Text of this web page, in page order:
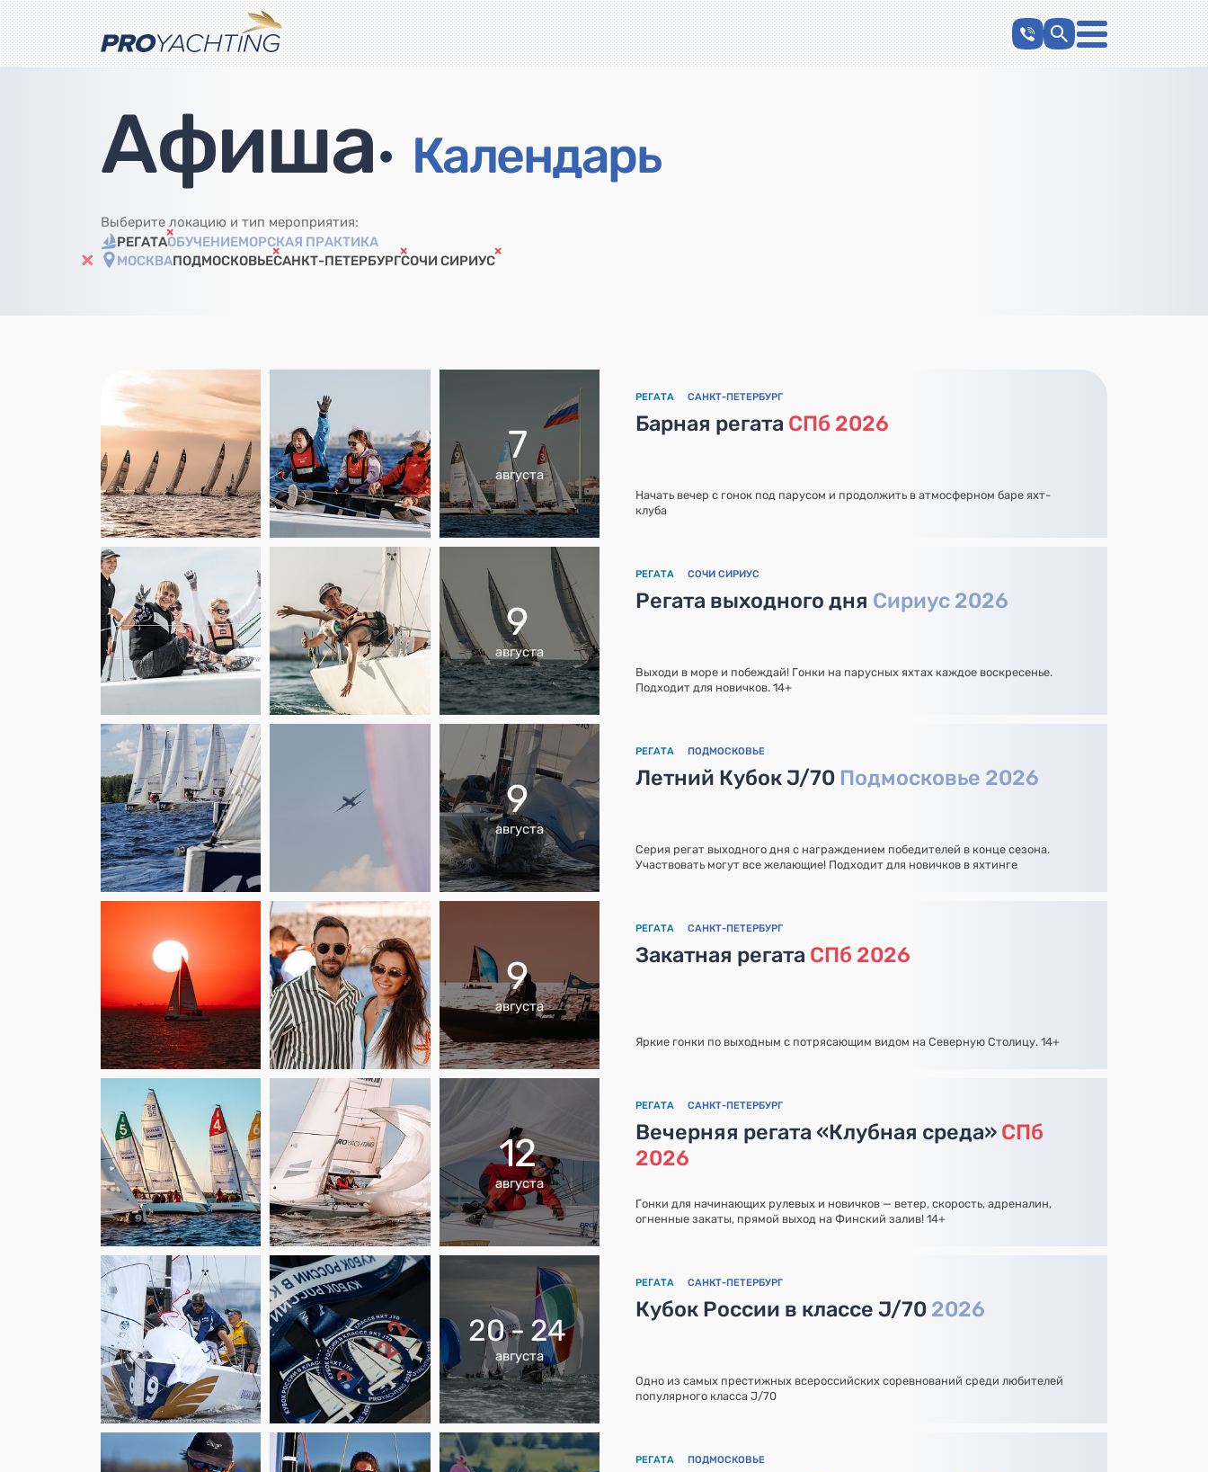
Афиша• Календарь
Выберите локацию и тип мероприятия:
РЕГАТАОБУЧЕНИЕМОРСКАЯ ПРАКТИКА
МОСКВАПОДМОСКОВЬЕСАНКТ-ПЕТЕРБУРГСОЧИ СИРИУС
7
августа
РЕГАТА САНКТ-ПЕТЕРБУРГ
Барная регата СПб 2026
Начать вечер с гонок под парусом и продолжить в атмосферном баре яхт-
клуба
9
августа
РЕГАТА СОЧИ СИРИУС
Регата выходного дня Сириус 2026
Выходи в море и побеждай! Гонки на парусных яхтах каждое воскресенье.
Подходит для новичков. 14+
9
августа
РЕГАТА ПОДМОСКОВЬЕ
Летний Кубок J/70 Подмосковье 2026
Серия регат выходного дня с награждением победителей в конце сезона.
Участвовать могут все желающие! Подходит для новичков в яхтинге
9
августа
РЕГАТА САНКТ-ПЕТЕРБУРГ
Закатная регата СПб 2026
Яркие гонки по выходным с потрясающим видом на Северную Столицу. 14+
12
августа
РЕГАТА САНКТ-ПЕТЕРБУРГ
Вечерняя регата «Клубная среда» СПб
2026
Гонки для начинающих рулевых и новичков — ветер, скорость, адреналин,
огненные закаты, прямой выход на Финский залив! 14+
20 - 24
августа
РЕГАТА САНКТ-ПЕТЕРБУРГ
Кубок России в классе J/70 2026
Одно из самых престижных всероссийских соревнований среди любителей
популярного класса J/70
РЕГАТА ПОДМОСКОВЬЕ